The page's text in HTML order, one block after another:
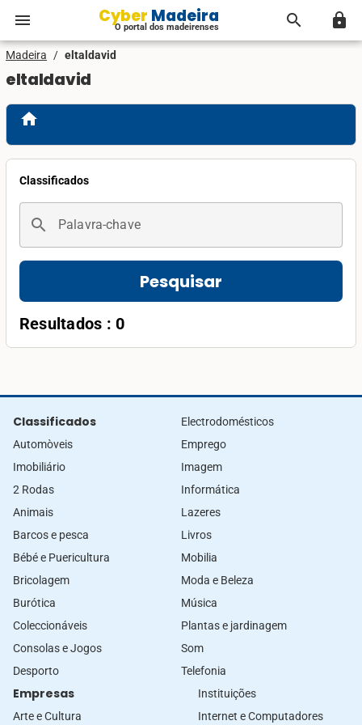
menu Cyber Madeira
O portal dos madeirenses search lock
Madeira / eltaldavid
eltaldavid
home
Classificados
search Palavra-chave
Pesquisar
Resultados : 0
Classificados
Automòveis
Imobiliário
2 Rodas
Animais
Barcos e pesca
Bébé e Puericultura
Bricolagem
Burótica
Coleccionáveis
Consolas e Jogos
Desporto
Electrodomésticos
Emprego
Imagem
Informática
Lazeres
Livros
Mobilia
Moda e Beleza
Música
Plantas e jardinagem
Som
Telefonia
Empresas
Arte e Cultura
Instituições
Internet e Computadores